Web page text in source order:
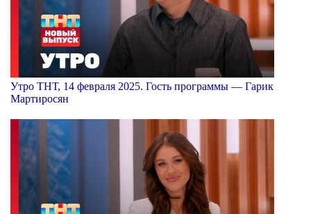
Утро ТНТ, 14 февраля 2025. Гость программы — Гарик
Мартиросян